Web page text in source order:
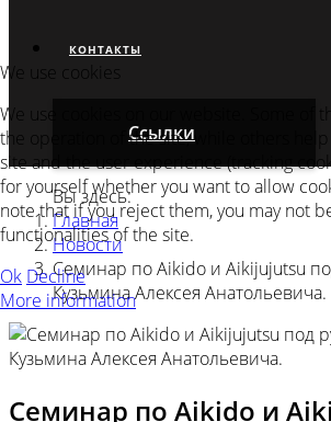
КОНТАКТЫ
Ссылки
Вы здесь:
Главная
Новости
Семинар по Aikido и Aikijujutsu
Кузьмина Алексея Анатольевича.
Семинар по Aikido и
We use cookies
We use cookies on our website. Some of
the operation of the site, while others help
site and the user experience (tracking
for yourself whether you want to allow
note that if you reject them, you may not
functionalities of the site.
Ok Decline
More information